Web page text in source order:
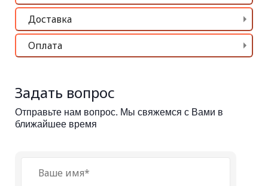
Доставка
Оплата
Задать вопрос
Отправьте нам вопрос. Мы свяжемся с Вами в
ближайшее время